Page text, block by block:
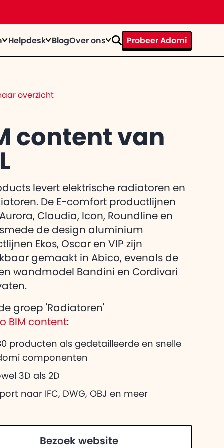
Helpdesk
over Adomi
voor
BlogOver ons
bij
knallen?
Probeer Adomi
overzicht
content van
levert elektrische radiatoren en
De E-comfort productlijnen
Claudia, Icon, Roundline en
de design aluminium
Ekos, Oscar en VIP zijn
gemaakt in Abico, evenals de
wandmodel Bandini en Cordivari
de groep 'Radiatoren'
BIM content:
producten als gedetailleerde en snelle
componenten
3D als 2D
naar IFC, DWG, OBJ en meer
Bezoek website